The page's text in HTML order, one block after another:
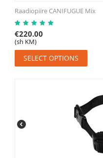
Raadiopiire CANIFUGUE Mix
€220.00
(sh KM)
SELECT OPTIONS